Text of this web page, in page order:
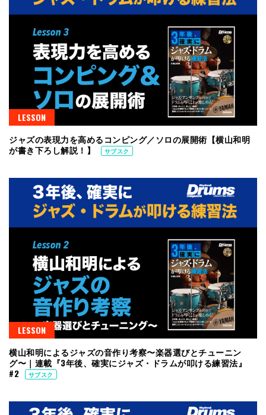
LESSON
ジャズの表現力を高めるコンピング／ソロの展開術【横山和明
が書き下ろし解説！】
サブスク
LESSON
横山和明によるジャズの音作り考察〜楽器選びとチューニン
グ〜｜連載『3年後、確実にジャズ・ドラムが叩ける練習法』
#2
サブスク